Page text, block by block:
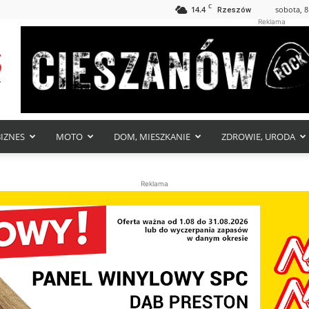
14.4 C Rzeszów sobota,
Reklama
MOTO DOM, MIESZKANIE ZDROWIE, URODA
Reklama